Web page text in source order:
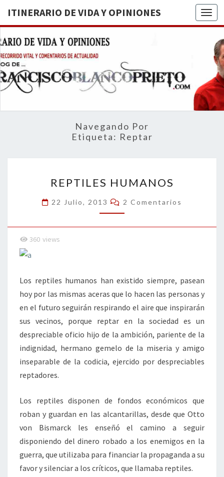
ITINERARIO DE VIDA Y OPINIONES
DE
BREVE
RECORRIDO
VITAL Y
ACTUALIDAD
Navegando Por
Etiqueta: Reptar
HUMANOS
REPTILES HUMANOS
22 Julio, 2013 Comentarios
2 Comentarios
360 views
Los reptiles humanos han existido siempre, pasean
hoy por las mismas aceras que lo hacen las personas y
en el futuro seguirán respirando el aire que inspirarán
sus vecinos, porque reptar en la sociedad es un
despreciable oficio hijo de la ambición, pariente de la
indignidad, hermano gemelo de la miseria y amigo
inseparable de la codicia, ejercido por despreciables
reptadores.
Los reptiles disponen de fondos económicos que
roban y guardan en las alcantarillas, desde que Otto
von Bismarck les enseñó el camino a seguir
disponiendo del dinero robado a los enemigos en la
guerra, que utilizaba para financiar la propaganda a su
favor y silenciar a los críticos, que llamaba reptiles.